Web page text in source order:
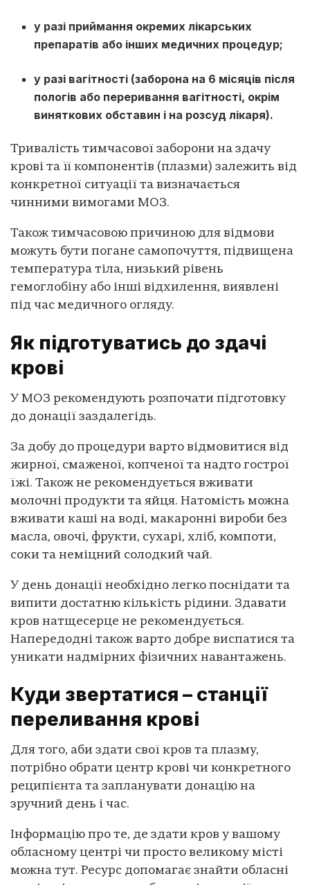
у разі приймання окремих лікарських
препаратів або інших медичних процедур;
у разі вагітності (заборона на 6 місяців після
пологів або переривання вагітності, окрім
виняткових обставин і на розсуд лікаря).
Тривалість тимчасової заборони на здачу
крові та її компонентів (плазми) залежить від
конкретної ситуації та визначається
чинними вимогами МОЗ.
Також тимчасовою причиною для відмови
можуть бути погане самопочуття, підвищена
температура тіла, низький рівень
гемоглобіну або інші відхилення, виявлені
під час медичного огляду.
Як підготуватись до здачі
крові
У МОЗ рекомендують розпочати підготовку
до донації заздалегідь.
За добу до процедури варто відмовитися від
жирної, смаженої, копченої та надто гострої
їжі. Також не рекомендується вживати
молочні продукти та яйця. Натомість можна
вживати каші на воді, макаронні вироби без
масла, овочі, фрукти, сухарі, хліб, компоти,
соки та неміцний солодкий чай.
У день донації необхідно легко поснідати та
випити достатню кількість рідини. Здавати
кров натщесерце не рекомендується.
Напередодні також варто добре виспатися та
уникати надмірних фізичних навантажень.
Куди звертатися – станції
переливання крові
Для того, аби здати свої кров та плазму,
потрібно обрати центр крові чи конкретного
реципієнта та запланувати донацію на
зручний день і час.
Інформацію про те, де здати кров у вашому
обласному центрі чи просто великому місті
можна тут. Ресурс допомагає знайти обласні